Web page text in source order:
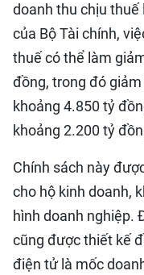
doanh thu chịu
của Bộ Tài chính,
thuế có thể làm
đồng, trong đó
khoảng 4.850 tỷ
khoảng 2.200 tỷ
Chính sách này
cho hộ kinh doanh,
hình doanh nghiệp.
cũng được thiết kế
điện tử là mốc